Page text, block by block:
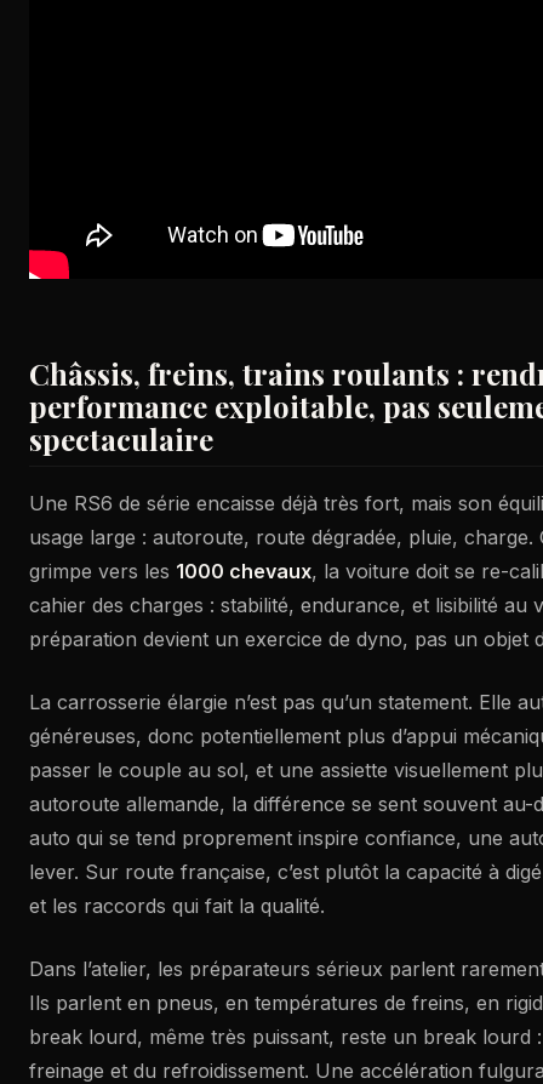
Châssis, freins, trains roulants :
performance exploitable, pas
spectaculaire
Une RS6 de série encaisse déjà très fort, mais son
usage large : autoroute, route dégradée, pluie, charge.
grimpe vers les 1000 chevaux, la voiture doit se re-
cahier des charges : stabilité, endurance, et lisibilité au
préparation devient un exercice de dyno, pas un objet
La carrosserie élargie n’est pas qu’un statement. Elle
généreuses, donc potentiellement plus d’appui
passer le couple au sol, et une assiette visuellement
autoroute allemande, la différence se sent souvent au-
auto qui se tend proprement inspire confiance, une
lever. Sur route française, c’est plutôt la capacité à
et les raccords qui fait la qualité.
Dans l’atelier, les préparateurs sérieux parlent
Ils parlent en pneus, en températures de freins, en
break lourd, même très puissant, reste un break lourd
freinage et du refroidissement. Une accélération